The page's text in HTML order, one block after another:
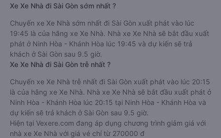
Xe Xe Nhà đi Sài Gòn sớm nhất ?
Chuyến xe Xe Nhà sớm nhất đi Sài Gòn xuất phát vào lúc
19:45 là của hãng xe Xe Nhà. Nhà xe Xe Nhà sẽ bắt đầu xuất
phát ở Ninh Hòa - Khánh Hòa lúc 19:45 và dự kiến sẽ trả
khách ở Sài Gòn sau 9.5 giờ.
Xe Xe Nhà đi Sài Gòn trễ nhất ?
Chuyến xe Xe Nhà trễ nhất đi Sài Gòn xuất phát vào lúc 20:15
là của hãng xe Xe Nhà. Nhà xe Xe Nhà sẽ bắt đầu xuất phát ở
Ninh Hòa - Khánh Hòa lúc 20:15 tại Ninh Hòa - Khánh Hòa và
dự kiến sẽ trả khách ở Sài Gòn sau 9.5 giờ.
Hiện tại Vexere.com đang áp dụng chương trình giảm giá với
nhà xe Xe Nhà với giá vé chỉ từ 270000 đ